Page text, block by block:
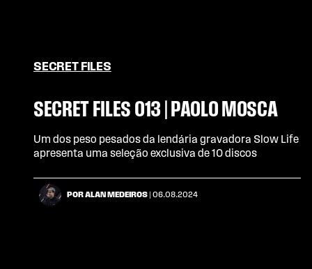
SECRET FILES
SECRET FILES 013 | PAOLO MOSCA
Um dos peso pesados da lendária gravadora Slow Life
apresenta uma seleção exclusiva de 10 discos
POR ALAN MEDEIROS | 06.08.2024